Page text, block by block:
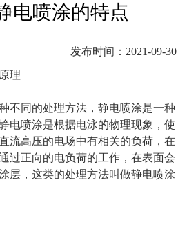
电喷涂的特点
发布时间：2021-09-30
理
不同的处理方法，静电喷涂是一种
电喷涂是根据电泳的物理现象，使
流高压的电场中有相关的负荷，在
过正向的电负荷的工作，在表面会
层，这类的处理方法叫做静电喷涂